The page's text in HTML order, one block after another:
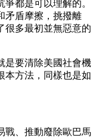
都是可以理解的。
矛盾摩擦，挑撥離
很多最初並無惡意的
是要清除美國社會機
本方法，同樣也是如
戰、推動廢除歐巴馬